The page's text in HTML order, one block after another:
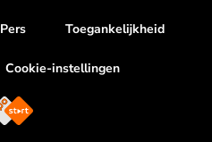
Pers Toegankelijkheid
Cookie-instellingen